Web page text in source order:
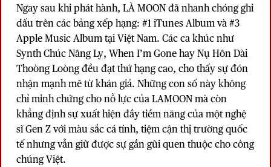
Ngay sau khi phát hành, LÀ MOON đã nhanh chóng ghi
dấu trên các bảng xếp hạng: #1 iTunes Album và #3
Apple Music Album tại Việt Nam. Các ca khúc như
Synth Chúc Nâng Ly, When I’m Gone hay Nụ Hôn Dài
Thoòng Loòng đều đạt thứ hạng cao, cho thấy sự đón
nhận mạnh mẽ từ khán giả. Những con số này không
chỉ minh chứng cho nỗ lực của LAMOON mà còn
khẳng định sự xuất hiện đầy tiềm năng của một nghệ
sĩ Gen Z với màu sắc cá tính, tiệm cận thị trường quốc
tế nhưng vẫn giữ được sự gần gũi quen thuộc cho công
chúng Việt.